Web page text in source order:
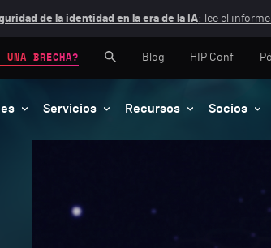
de la identidad en la era de la IA: lee el
Servicios Recursos Socios
UNA BRECHA? Blog HIP Conf